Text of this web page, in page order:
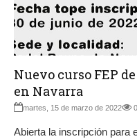
Nuevo curso FEP
en Navarra
martes, 15 de marzo de 2022 0
Abierta la inscripción para